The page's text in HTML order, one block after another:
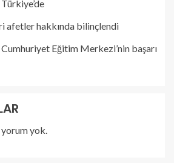
afetler hakkında bilinçlendi
Eğitim Merkezi’nin başarı
yok.